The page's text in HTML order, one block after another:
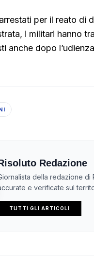
per il reato di
i militari hanno
anche dopo
Redazione
della redazione di
e verificate sul
TUTTI GLI ARTICOLI